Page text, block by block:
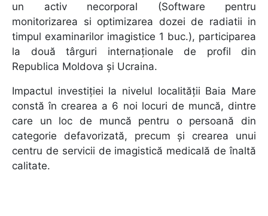
un activ necorporal (Software pentru
monitorizarea si optimizarea dozei de radiatii in
timpul examinarilor imagistice 1 buc.), participarea
la două târguri internaționale de profil din
Republica Moldova și Ucraina.
Impactul investiției la nivelul localităţii Baia Mare
constă în crearea a 6 noi locuri de muncă, dintre
care un loc de muncă pentru o persoană din
categorie defavorizată, precum și crearea unui
centru de servicii de imagistică medicală de înaltă
calitate.